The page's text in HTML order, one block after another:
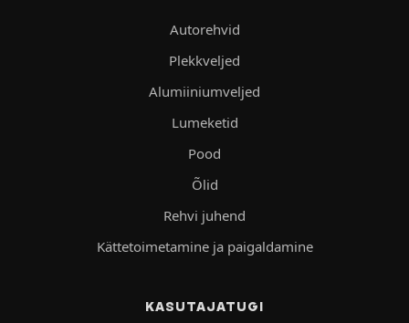
Autorehvid
Plekkveljed
Alumiiniumveljed
Lumeketid
Pood
Õlid
Rehvi juhend
Kättetoimetamine ja paigaldamine
KASUTAJATUGI